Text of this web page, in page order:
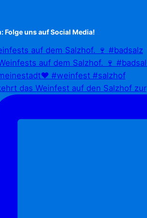
Folge uns auf Social Media!
auf dem Salzhof. 🍷 #badsalz
das Weinfest auf den Salzhof zur